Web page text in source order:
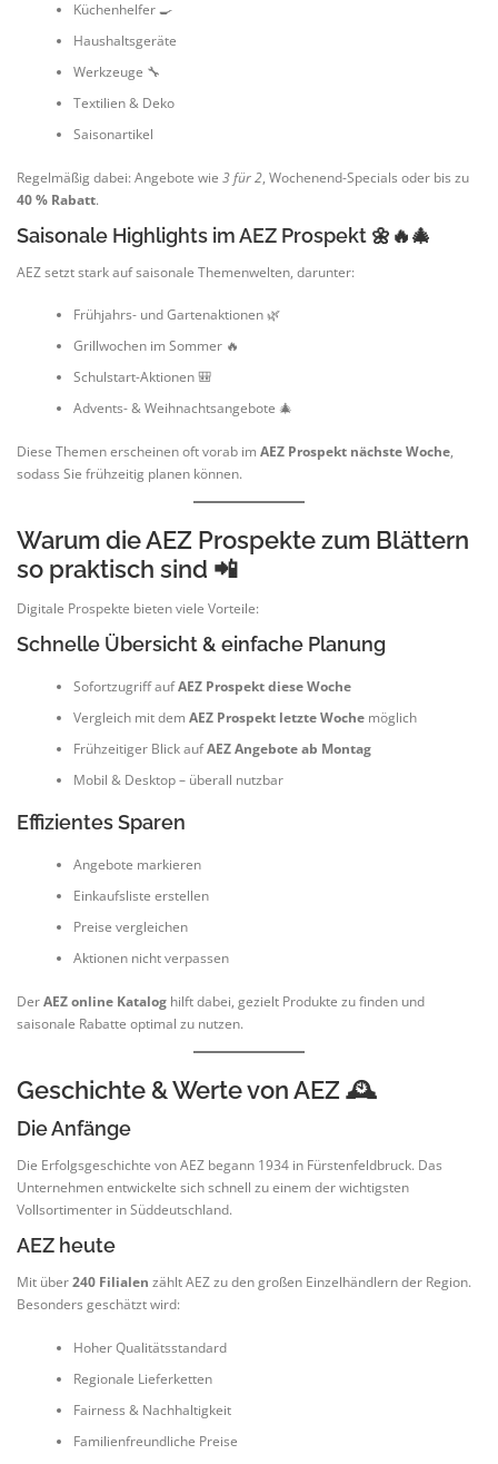
Küchenhelfer 🍳
Haushaltsgeräte
Werkzeuge 🔧
Textilien & Deko
Saisonartikel
Regelmäßig dabei: Angebote wie 3 für 2, Wochenend-Specials oder bis zu
40 % Rabatt.
Saisonale Highlights im AEZ Prospekt 🌼🔥🎄
AEZ setzt stark auf saisonale Themenwelten, darunter:
Frühjahrs- und Gartenaktionen 🌿
Grillwochen im Sommer 🔥
Schulstart-Aktionen 🎒
Advents- & Weihnachtsangebote 🎄
Diese Themen erscheinen oft vorab im AEZ Prospekt nächste Woche,
sodass Sie frühzeitig planen können.
Warum die AEZ Prospekte zum Blättern
so praktisch sind 📲
Digitale Prospekte bieten viele Vorteile:
Schnelle Übersicht & einfache Planung
Sofortzugriff aufAEZ Prospekt diese Woche
Vergleich mit dem AEZ Prospekt letzte Wochemöglich
Frühzeitiger Blick aufAEZ Angebote ab Montag
Mobil & Desktop – überall nutzbar
Effizientes Sparen
Angebote markieren
Einkaufsliste erstellen
Preise vergleichen
Aktionen nicht verpassen
DerAEZ online Katalog hilft dabei, gezielt Produkte zu finden und
saisonale Rabatte optimal zu nutzen.
Geschichte & Werte von AEZ 🕰️
Die Anfänge
Die Erfolgsgeschichte von AEZ begann 1934 in Fürstenfeldbruck. Das
Unternehmen entwickelte sich schnell zu einem der wichtigsten
Vollsortimenter in Süddeutschland.
AEZ heute
Mit über240 Filialen zählt AEZ zu den großen Einzelhändlern der Region.
Besonders geschätzt wird:
Hoher Qualitätsstandard
Regionale Lieferketten
Fairness & Nachhaltigkeit
Familienfreundliche Preise